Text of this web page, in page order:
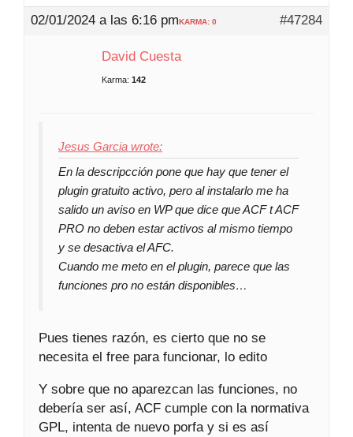
02/01/2024 a las 6:16 pm #47284
KARMA: 0
David Cuesta
Karma: 142
Jesus Garcia wrote:
En la descripcción pone que hay que tener el
plugin gratuito activo, pero al instalarlo me ha
salido un aviso en WP que dice que ACF t ACF
PRO no deben estar activos al mismo tiempo
y se desactiva el AFC.
Cuando me meto en el plugin, parece que las
funciones pro no están disponibles…
Pues tienes razón, es cierto que no se
necesita el free para funcionar, lo edito
Y sobre que no aparezcan las funciones, no
debería ser así, ACF cumple con la normativa
GPL, intenta de nuevo porfa y si es así